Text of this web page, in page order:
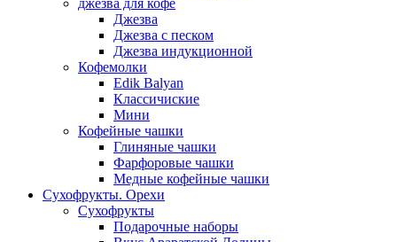
джезва для кофе
Джезва
Джезва с песком
Джезва индукционной
Кофемолки
Edik Balyan
Классичиские
Мини
Кофейные чашки
Глиняные чашки
Фарфоровые чашки
Медные кофейные чашки
Сухофрукты. Орехи
Сухофрукты
Подарочные наборы